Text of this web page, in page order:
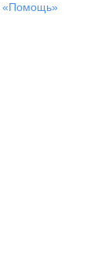
«Помощь»